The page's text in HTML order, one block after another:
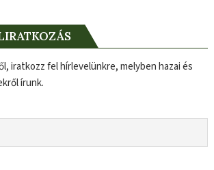
iratkozz fel hírlevelünkre, melyben hazai és
írunk.